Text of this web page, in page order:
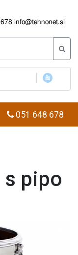
info@tehnonet.si
051 648 678
s pipo